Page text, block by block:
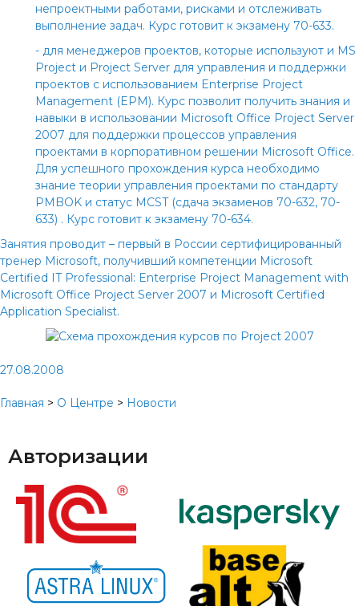
непроектными работами, рисками и отслеживать
выполнение задач. Курс готовит к экзамену 70-633.
- для менеджеров проектов, которые используют и MS
Project и Project Server для управления и поддержки
проектов с использованием Enterprise Project
Management (EPM). Курс позволит получить знания и
навыки в использовании Microsoft Office Project Server
2007 для поддержки процессов управления
проектами в корпоративном решении Microsoft Office.
Для успешного прохождения курса необходимо
знание теории управления проектами по стандарту
PMBOK и статус MCST (сдача экзаменов 70-632, 70-
633) . Курс готовит к экзамену 70-634.
Занятия проводит – первый в России сертифицированный
тренер Microsoft, получивший компетенции Microsoft
Certified IT Professional: Enterprise Project Management with
Microsoft Office Project Server 2007 и Microsoft Certified
Application Specialist.
27.08.2008
Главная > О Центре > Новости
Авторизации